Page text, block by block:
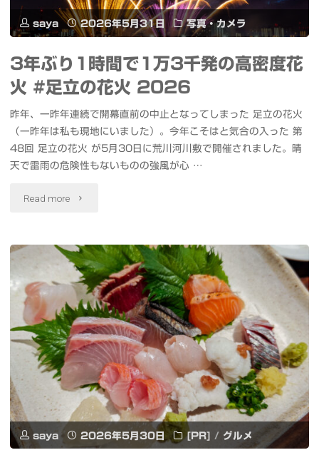
セ
Flower
＊
Hour
楽
発
行
記
念
リ
リ
イ
saya 2026年5月31日 写真・カメラ
3年ぶり1時間で1万3千発の高密度花
火 #足立の花火 2026
昨年、一昨年連続で開幕直前の中止となってしまった 足立の花火
（一昨年は私も現地にいました）。今年こそはと気合の入った 第
48回 足立の花火 が5月30日に荒川河川敷で開催されました。晴
天で雷雨の危険性もないものの強風が心 …
Read more "3
ぶ
り
1
時
間
で
1
saya 2026年5月30日 [PR] / グルメ